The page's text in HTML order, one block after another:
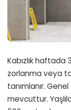
Kabızlık haftada
zorlanma veya
tanımlanır.
mevcuttur.